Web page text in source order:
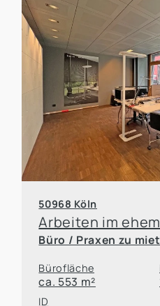
50968 Köln
Büro / Praxen zu
Bürofläche
ca. 553 m²
ID